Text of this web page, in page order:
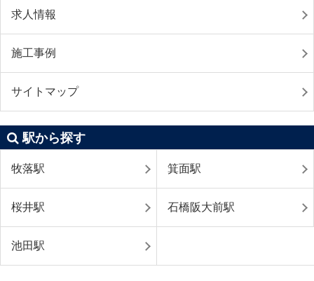
求人情報
施工事例
サイトマップ
駅から探す
牧落駅 箕面駅
桜井駅 石橋阪大前駅
池田駅